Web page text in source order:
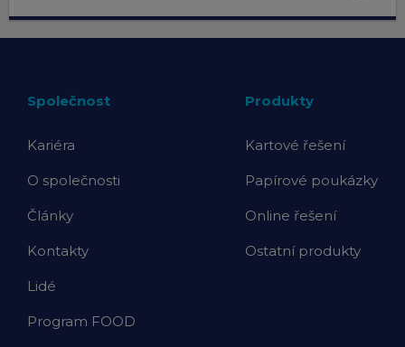
Společnost
Kariéra
O společnosti
Články
Kontakty
Lidé
Program FOOD
Produkty
Kartové řešení
Papírové poukázky
Online řešení
Ostatní produkty